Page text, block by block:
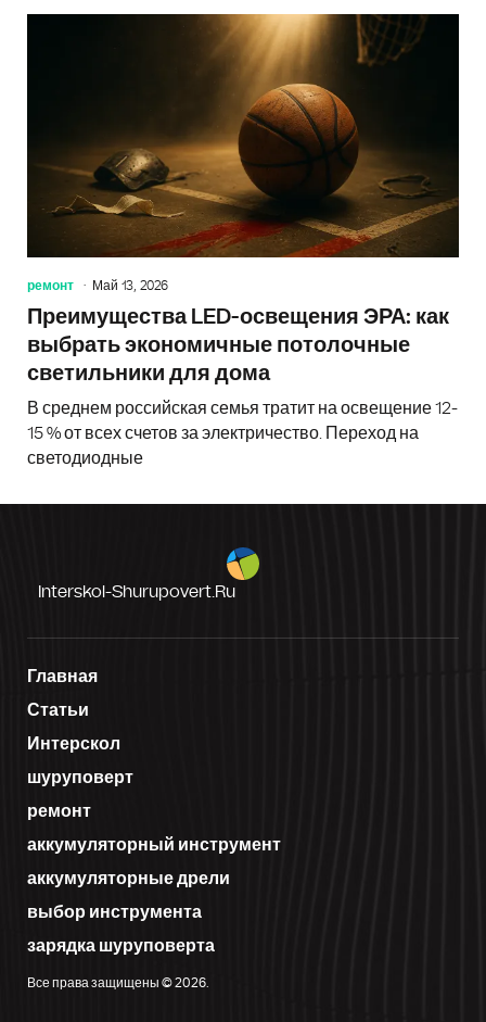
ремонт Май 13, 2026
Преимущества LED-освещения ЭРА: как
выбрать экономичные потолочные
светильники для дома
В среднем российская семья тратит на освещение 12-
15 % от всех счетов за электричество. Переход на
светодиодные
Interskol-Shurupovert.ru
Главная
Статьи
Интерскол
шуруповерт
ремонт
аккумуляторный инструмент
аккумуляторные дрели
выбор инструмента
зарядка шуруповерта
Все права защищены © 2026.